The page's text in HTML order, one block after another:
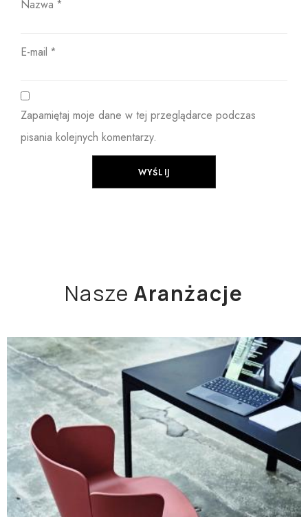
Nazwa *
E-mail *
Zapamiętaj moje dane w tej przeglądarce podczas
pisania kolejnych komentarzy.
NaszeAranżacje